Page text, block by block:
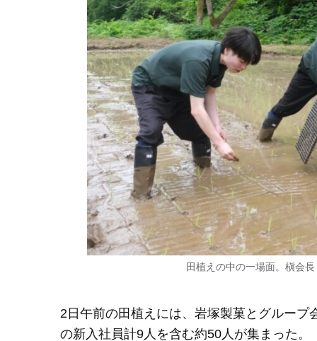
田植えの中の一場面。槇会
2日午前の田植えには、岩塚製菓とグルー
の新入社員計9人を含む約50人が集まった。